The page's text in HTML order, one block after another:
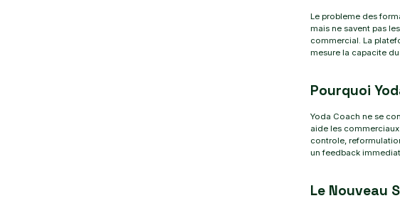
Le probleme des
mais ne savent pas
commercial. La
mesure la capacite
Pourquoi
Yoda Coach ne se
aide les
controle,
un feedback
Le Nouveau